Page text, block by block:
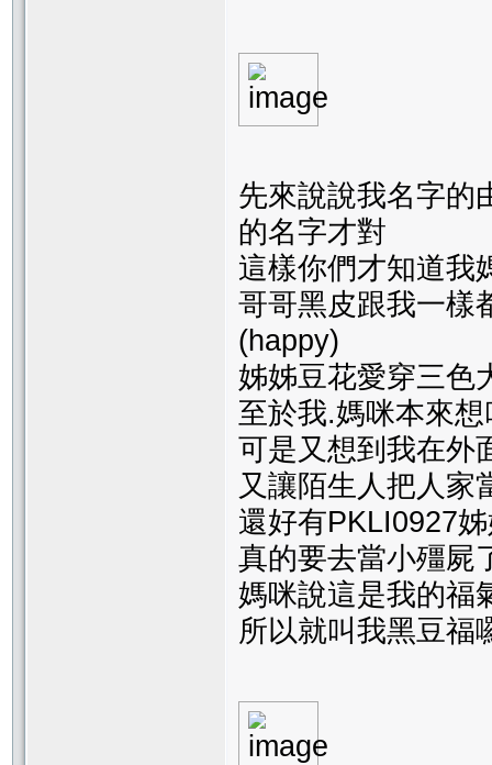
先來說說我名字的
的名字才對
這樣你們才知道我
哥哥黑皮跟我一樣
(happy)
姊姊豆花愛穿三色
至於我.媽咪本來想
可是又想到我在外
又讓陌生人把人家
還好有PKLI0927
真的要去當小殭屍
媽咪說這是我的福
所以就叫我黑豆福